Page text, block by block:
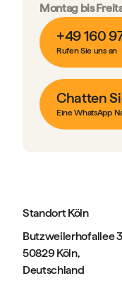
Montag bis
+49 160
Rufen Sie uns an
Chatten
Eine WhatsApp
Standort Köln
Butzweilerhofallee
50829 Köln,
Deutschland